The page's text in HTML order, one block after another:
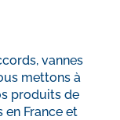
vannes
mettons à
produits de
France et